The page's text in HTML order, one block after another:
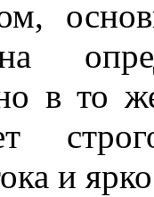
в то
и